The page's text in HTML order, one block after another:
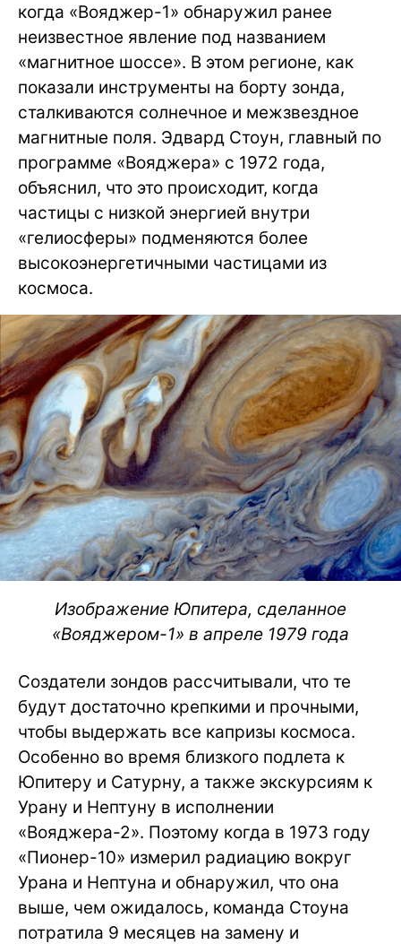
когда «Вояджер-1» обнаружил ранее
неизвестное явление под названием
«магнитное шоссе». В этом регионе, как
показали инструменты на борту зонда,
сталкиваются солнечное и межзвездное
магнитные поля. Эдвард Стоун, главный по
программе «Вояджера» с 1972 года,
объяснил, что это происходит, когда
частицы с низкой энергией внутри
«гелиосферы» подменяются более
высокоэнергетичными частицами из
космоса.
Изображение Юпитера, сделанное
«Вояджером-1» в апреле 1979 года
Создатели зондов рассчитывали, что те
будут достаточно крепкими и прочными,
чтобы выдержать все капризы космоса.
Особенно во время близкого подлета к
Юпитеру и Сатурну, а также экскурсиям к
Урану и Нептуну в исполнении
«Вояджера-2». Поэтому когда в 1973 году
«Пионер-10» измерил радиацию вокруг
Урана и Нептуна и обнаружил, что она
выше, чем ожидалось, команда Стоуна
потратила 9 месяцев на замену и